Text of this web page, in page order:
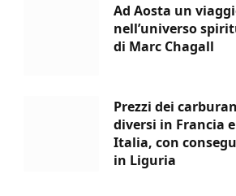
Ad Aosta un
nell’universo
di Marc Chagall
Prezzi dei
diversi in Francia
Italia, con
in Liguria